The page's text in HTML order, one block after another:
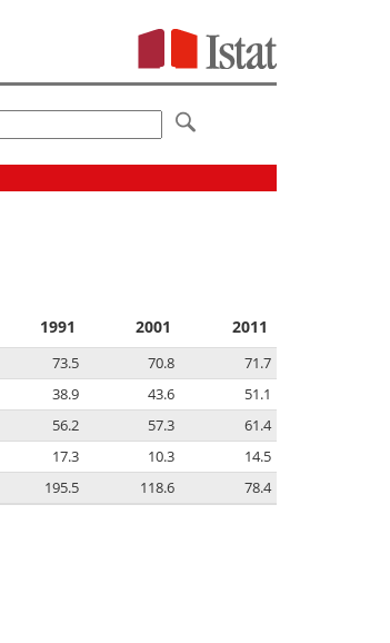
1991 2001 2011
73.5 70.8
71.7
38.9 43.6
51.1
56.2 57.3
61.4
17.3 10.3
14.5
195.5 118.6 78.4